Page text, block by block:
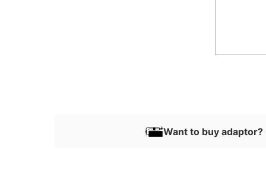
Want to buy adaptor?